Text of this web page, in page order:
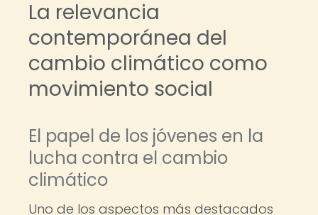
La relevancia
contemporánea del
cambio climático como
movimiento social
El papel de los jóvenes en la
lucha contra el cambio
climático
Uno de los aspectos más destacados